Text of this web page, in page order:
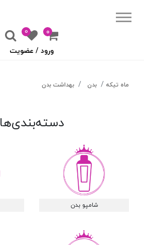
۰
0
ورود / عضویت
ماه تیکه بدن بهداشت بدن
دسته‌بندی‌ها
شامپو بدن